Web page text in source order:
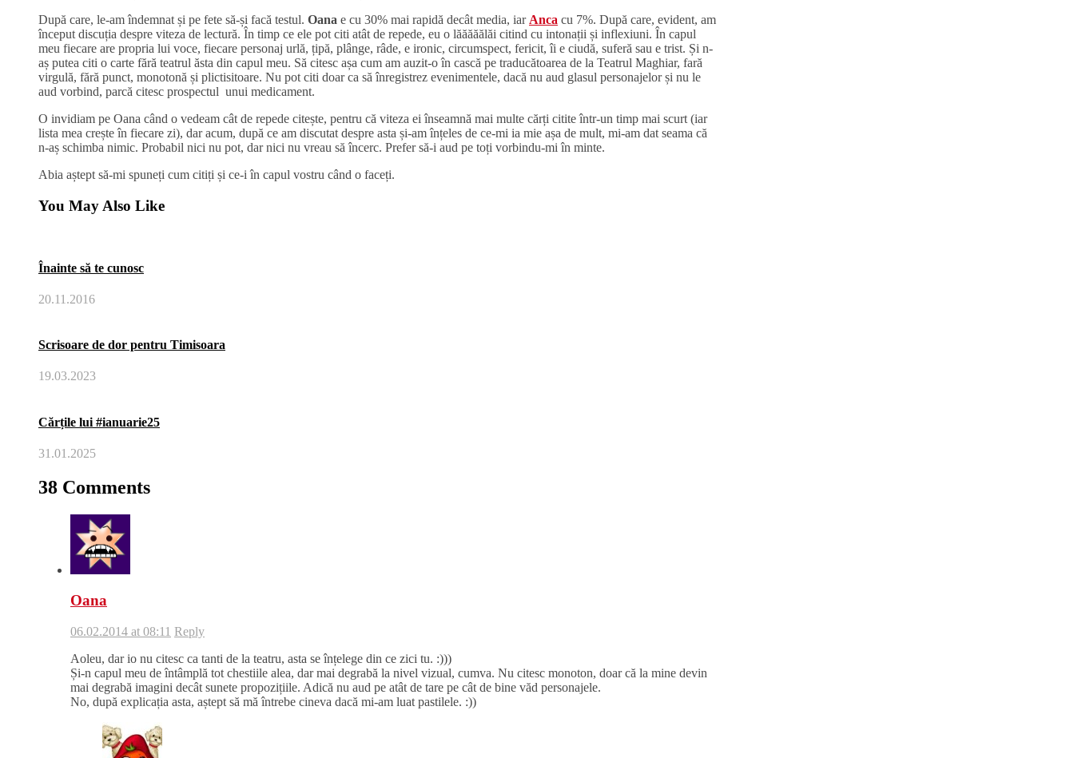
După care, le-am îndemnat și pe fete să-și facă testul. Oana e cu 30% mai rapidă decât media, iar Anca cu 7%. După care, evident, am
început discuția despre viteza de lectură. În timp ce ele pot citi atât de repede, eu o lăăăăălăi citind cu intonații și inflexiuni. În capul
meu fiecare are propria lui voce, fiecare personaj urlă, țipă, plânge, râde, e ironic, circumspect, fericit, îi e ciudă, suferă sau e trist. Și n-
aș putea citi o carte fără teatrul ăsta din capul meu. Să citesc așa cum am auzit-o în cască pe traducătoarea de la Teatrul Maghiar, fară
virgulă, fără punct, monotonă și plictisitoare. Nu pot citi doar ca să înregistrez evenimentele, dacă nu aud glasul personajelor și nu le
aud vorbind, parcă citesc prospectul unui medicament.
O invidiam pe Oana când o vedeam cât de repede citește, pentru că viteza ei înseamnă mai multe cărți citite într-un timp mai scurt (iar
lista mea crește în fiecare zi), dar acum, după ce am discutat despre asta și-am înțeles de ce-mi ia mie așa de mult, mi-am dat seama că
n-aș schimba nimic. Probabil nici nu pot, dar nici nu vreau să încerc. Prefer să-i aud pe toți vorbindu-mi în minte.
Abia aștept să-mi spuneți cum citiți și ce-i în capul vostru când o faceți.
You May Also Like
Înainte să te cunosc
20.11.2016
Scrisoare de dor pentru Timisoara
19.03.2023
Cărțile lui #ianuarie25
31.01.2025
38 Comments
Oana
06.02.2014 at 08:11 Reply
Aoleu, dar io nu citesc ca tanti de la teatru, asta se înțelege din ce zici tu. :)))
Și-n capul meu de întâmplă tot chestiile alea, dar mai degrabă la nivel vizual, cumva. Nu citesc monoton, doar că la mine devin
mai degrabă imagini decât sunete propozițiile. Adică nu aud pe atât de tare pe cât de bine văd personajele.
No, după explicația asta, aștept să mă întrebe cineva dacă mi-am luat pastilele. :))